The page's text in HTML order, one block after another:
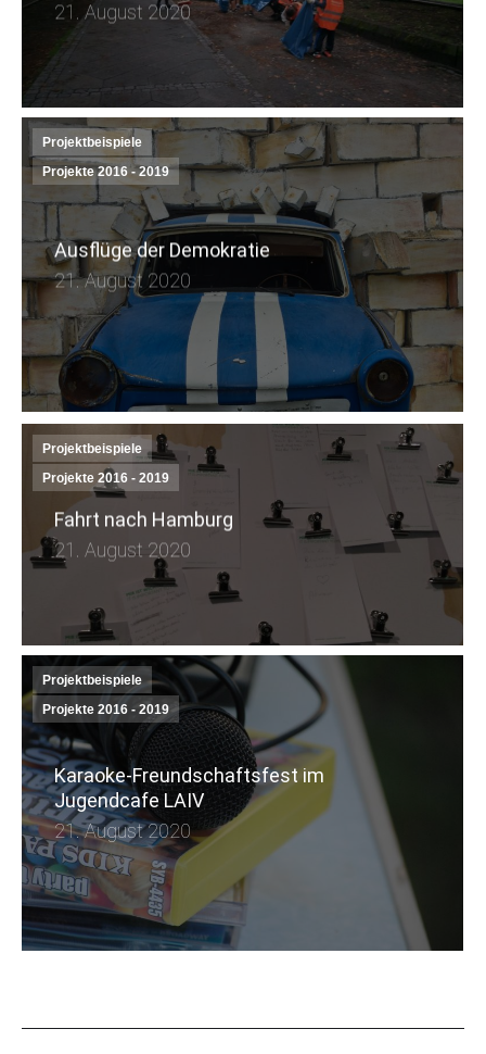
21. August 2020
Projektbeispiele
Projekte 2016 - 2019
Ausflüge der Demokratie
21. August 2020
Projektbeispiele
Projekte 2016 - 2019
Fahrt nach Hamburg
21. August 2020
Projektbeispiele
Projekte 2016 - 2019
Karaoke-Freundschaftsfest im
Jugendcafe LAIV
21. August 2020